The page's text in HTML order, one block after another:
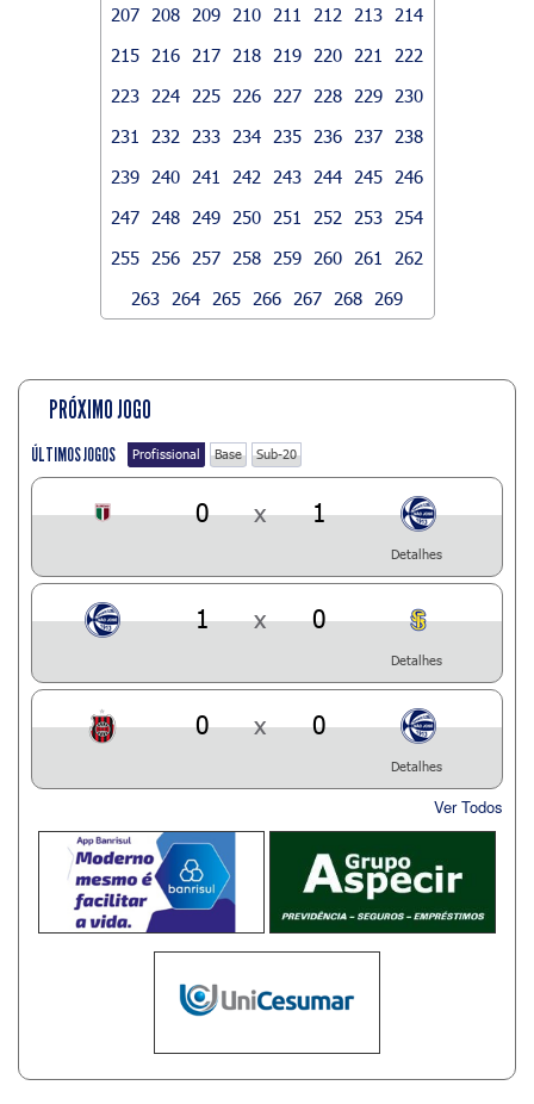
207
208 209 210 211 212 213
214
215
216 217 218 219 220 221
222
223
224 225 226 227 228 229
230
231
232 233 234 235 236 237
238
239
240 241 242 243 244 245
246
247
248 249 250 251 252 253
254
255
256 257 258 259 260 261
262
263
264 265 266 267 268 269
PRÓXIMO JOGO
ÚLTIMOS JOGOS Profissional Base Sub-20
0 x 1
Detalhes
1 x 0
Detalhes
0 x 0
Detalhes
Ver Todos